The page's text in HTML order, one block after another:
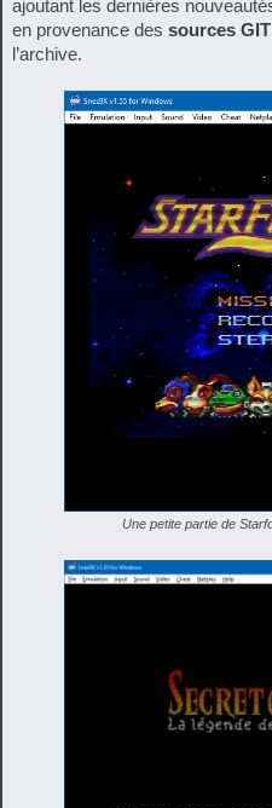
ajoutant les dernières
en provenance des sources GIT
l’archive.
Une petite partie de